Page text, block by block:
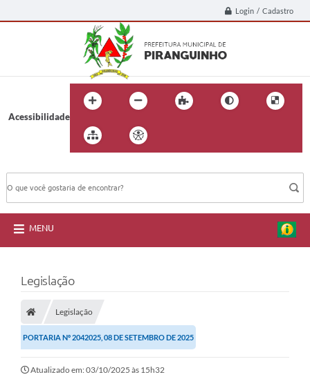
Login / Cadastro
Acessibilidade
MENU
Legislação
Legislação
PORTARIA Nº 2042025, 08 DE SETEMBRO DE 2025
Atualizado em: 03/10/2025 às 15h32